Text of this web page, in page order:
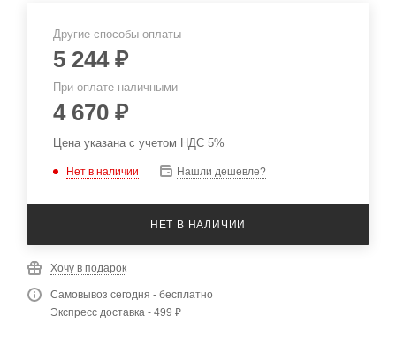
Другие способы оплаты
5 244₽
При оплате наличными
4 670 ₽
Цена указана с учетом НДС 5%
Нет в наличии Нашли дешевле?
НЕТ В НАЛИЧИИ
Хочу в подарок
Самовывоз сегодня - бесплатно
Экспресс доставка - 499 ₽